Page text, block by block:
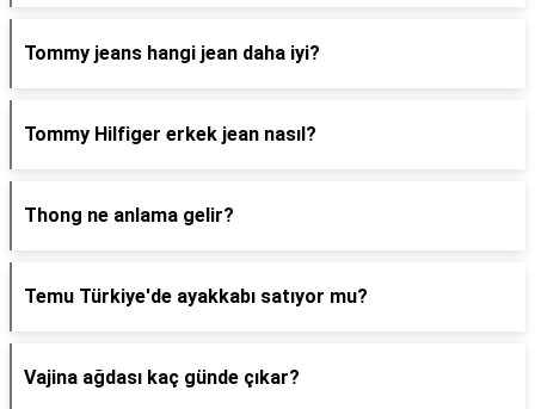
Tommy jeans hangi jean daha iyi?
Tommy Hilfiger erkek jean nasıl?
Thong ne anlama gelir?
Temu Türkiye'de ayakkabı satıyor mu?
Vajina ağdası kaç günde çıkar?